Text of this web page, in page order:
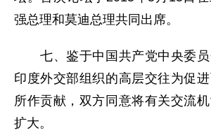
强总理和莫迪总理共同出席。
七、鉴于中国共产党中央委员
印度外交部组织的高层交往为促
所作贡献，双方同意将有关交流
扩大。